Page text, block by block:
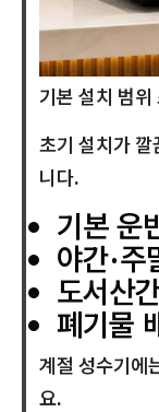
기본 설치 범
초기 설치가
니다.
기본 운
야간·주
도서산
폐기물
계절 성수기에
요.